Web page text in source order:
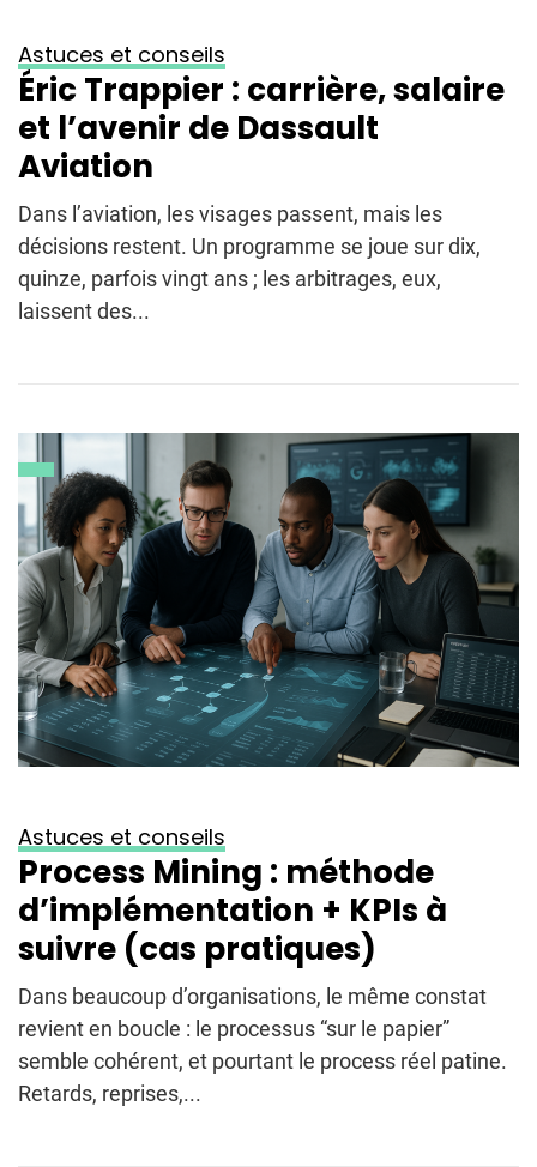
Astuces et conseils
Éric Trappier : carrière, salaire
et l’avenir de Dassault
Aviation
Dans l’aviation, les visages passent, mais les
décisions restent. Un programme se joue sur dix,
quinze, parfois vingt ans ; les arbitrages, eux,
laissent des...
Astuces et conseils
Process Mining : méthode
d’implémentation + KPIs à
suivre (cas pratiques)
Dans beaucoup d’organisations, le même constat
revient en boucle : le processus “sur le papier”
semble cohérent, et pourtant le process réel patine.
Retards, reprises,...